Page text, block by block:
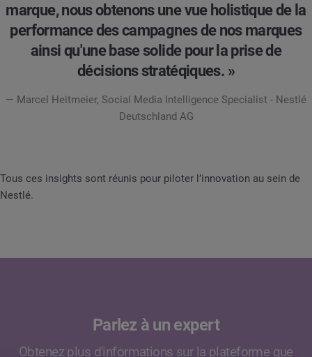
marque, nous obtenons une vue holistique de la
performance des campagnes de nos marques
ainsi qu'une base solide pour la prise de
décisions stratéqiques. »
— Marcel Heitmeier, Social Media Intelligence Specialist - Nestlé
Deutschland AG
Tous ces insights sont réunis pour piloter l’innovation au sein de
Nestlé.
Parlez à un expert
Obtenez plus d'informations sur la plateforme que